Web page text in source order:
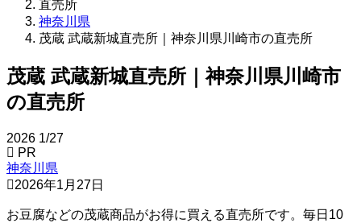
直売所
神奈川県
茂蔵 武蔵新城直売所｜神奈川県川崎市の直売所
茂蔵 武蔵新城直売所｜神奈川県川崎市
の直売所
2026 1/27
PR
神奈川県
2026年1月27日
お豆腐などの茂蔵商品がお得に買える直売所です。毎日10